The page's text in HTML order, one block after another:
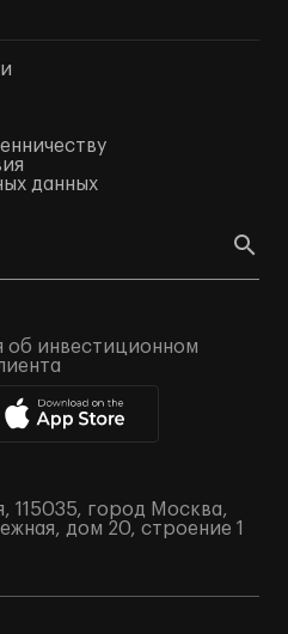
данных
об инвестиционном
115035, город Москва,
дом 20, строение 1